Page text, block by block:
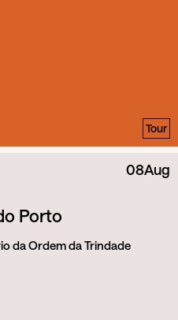
Tour
08Aug
Porto
da Ordem da Trindade